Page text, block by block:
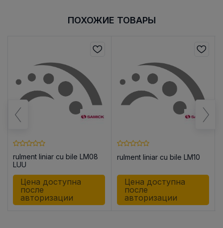
ПОХОЖИЕ ТОВАРЫ
rulment liniar cu bile LM08
LUU
Цена доступна
после
авторизации
rulment liniar cu bile LM10
Цена доступна
после
авторизации